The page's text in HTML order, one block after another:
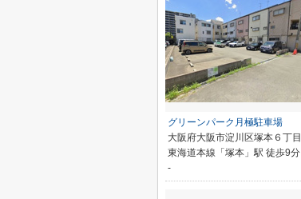
グリーンパーク月極駐車場
大阪府大阪市淀川区塚本６丁目
東海道本線「塚本」駅 徒歩9分
-